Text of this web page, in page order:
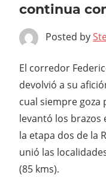
continua
Posted by
El corredor
devolvió a su
cual siempre goza
levantó los brazos
la etapa dos de la
unió las
(85 kms).